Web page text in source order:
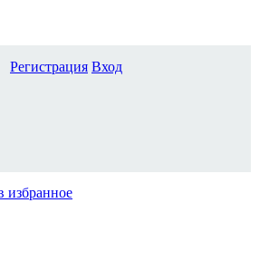
избранное
Регистрация Вход